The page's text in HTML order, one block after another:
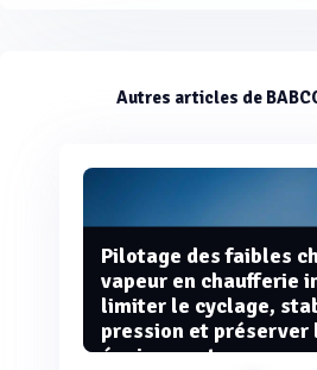
Autres articles de
Pilotage des faibles
vapeur en chaufferie
limiter le cyclage,
pression et préserver
équipements